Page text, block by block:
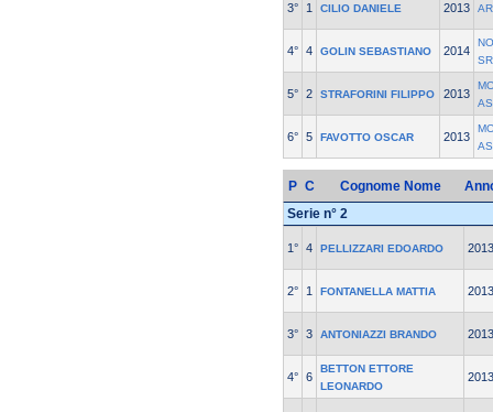
3° 1 CILIO DANIELE 2013
4° 4 GOLIN SEBASTIANO 2014
5° 2 STRAFORINI FILIPPO 2013
6° 5 FAVOTTO OSCAR 2013
P C Cognome Nome
Serie n° 2
1° 4 PELLIZZARI EDOARDO 2013
2° 1 FONTANELLA MATTIA 2013
3° 3 ANTONIAZZI BRANDO 2013
4° 6
BETTON ETTORE
LEONARDO
2013